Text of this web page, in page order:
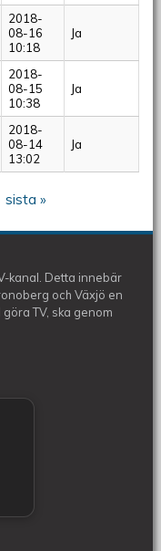
2018-
08-16
10:18
Ja
2018-
08-15
10:38
Ja
2018-
08-14
13:02
Ja
sista »
kanal. Detta innebär
och Växjö en
TV, ska genom